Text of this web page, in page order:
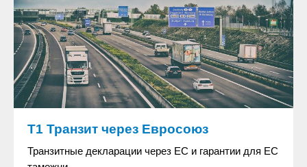
Т1 Транзит через Евросоюз
Транзитные декларации через ЕС и гарантии для ЕС